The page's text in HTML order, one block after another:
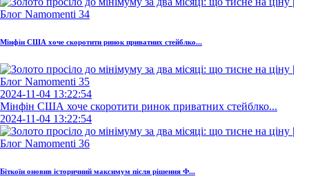
Мінфін США хоче скоротити ринок приватних стейблко...
2024-11-04 13:22:54
Мінфін США хоче скоротити ринок приватних стейблко...
2024-11-04 13:22:54
Біткоїн оновив історичний максимум після рішення Ф...